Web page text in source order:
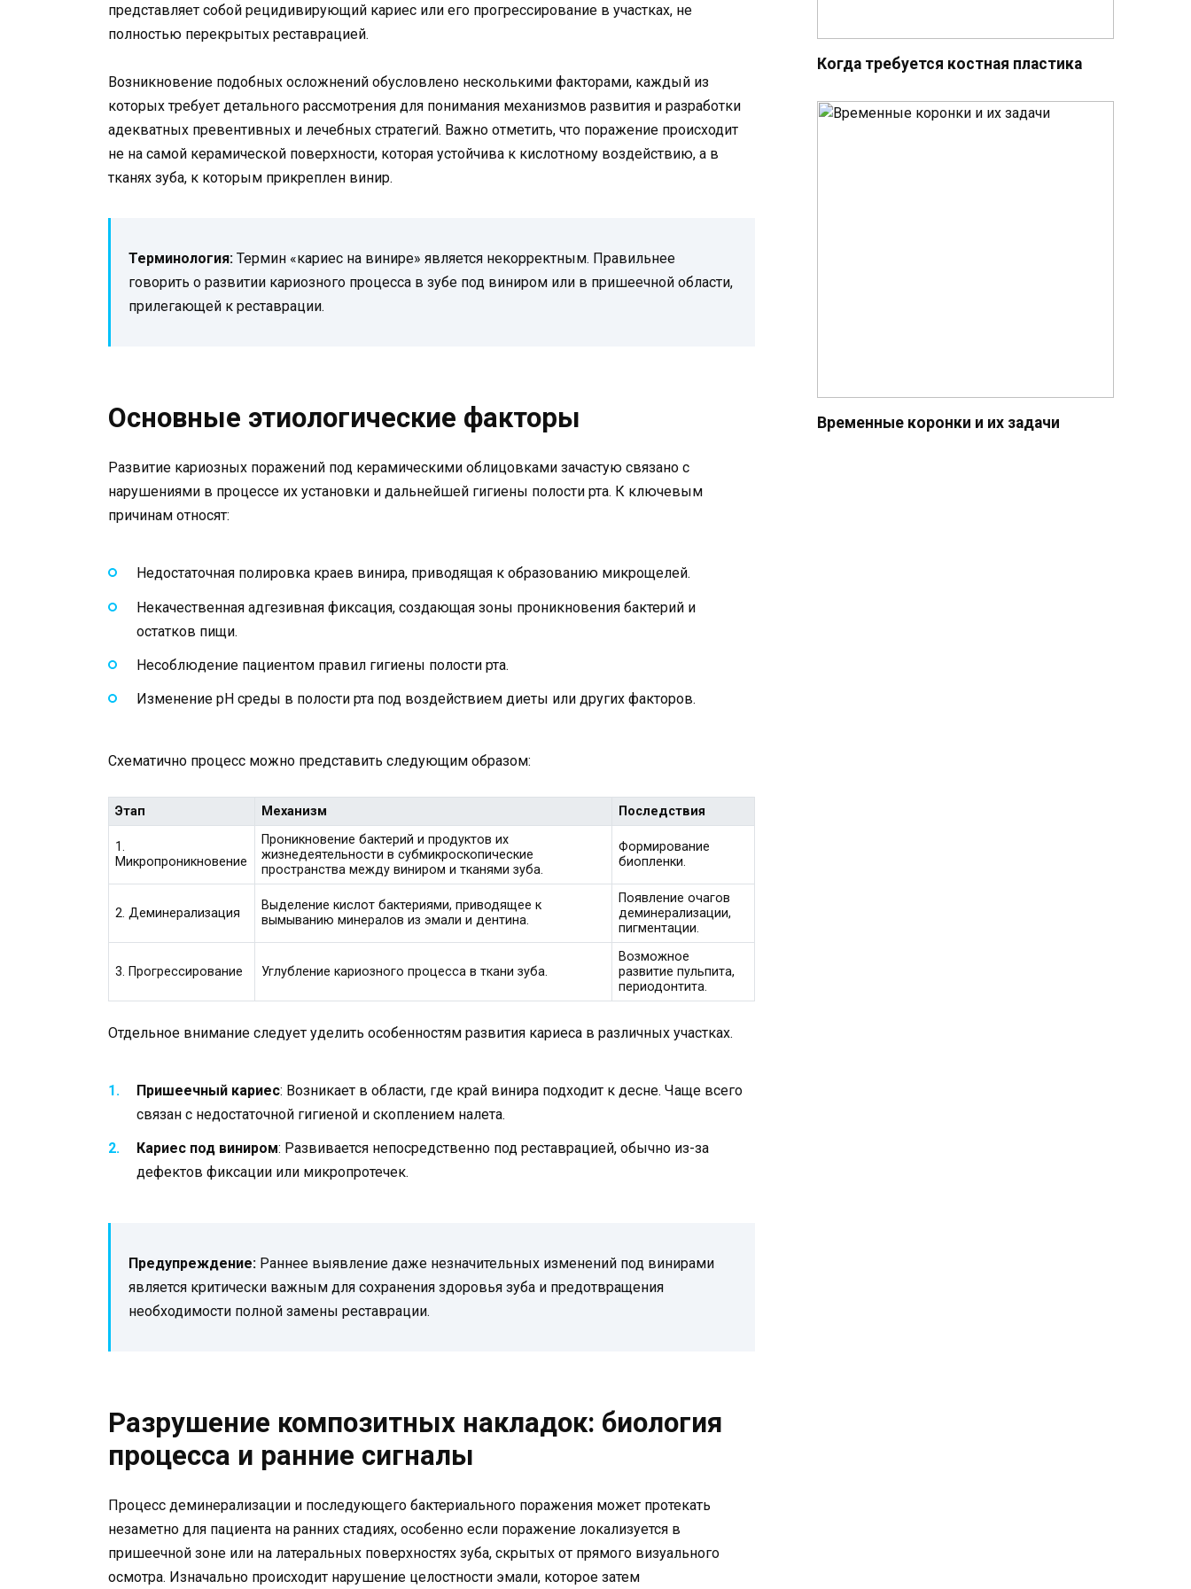
представляет собой рецидивирующий кариес или его прогрессирование в участках, не
полностью перекрытых реставрацией.
Возникновение подобных осложнений обусловлено несколькими факторами, каждый из
которых требует детального рассмотрения для понимания механизмов развития и разработки
адекватных превентивных и лечебных стратегий. Важно отметить, что поражение происходит
не на самой керамической поверхности, которая устойчива к кислотному воздействию, а в
тканях зуба, к которым прикреплен винир.
Терминология: Термин «кариес на винире» является некорректным. Правильнее
говорить о развитии кариозного процесса в зубе под виниром или в пришеечной области,
прилегающей к реставрации.
Основные этиологические факторы
Развитие кариозных поражений под керамическими облицовками зачастую связано с
нарушениями в процессе их установки и дальнейшей гигиены полости рта. К ключевым
причинам относят:
Недостаточная полировка краев винира, приводящая к образованию микрощелей.
Некачественная адгезивная фиксация, создающая зоны проникновения бактерий и
остатков пищи.
Несоблюдение пациентом правил гигиены полости рта.
Изменение pH среды в полости рта под воздействием диеты или других факторов.
Схематично процесс можно представить следующим образом:
Этап Механизм Последствия
1.
Микропроникновение
Проникновение бактерий и продуктов их
жизнедеятельности в субмикроскопические
пространства между виниром и тканями зуба.
Формирование
биопленки.
2. Деминерализация
Выделение кислот бактериями, приводящее к
вымыванию минералов из эмали и дентина.
Появление очагов
деминерализации,
пигментации.
3. Прогрессирование Углубление кариозного процесса в ткани зуба.
Возможное
развитие пульпита,
периодонтита.
Отдельное внимание следует уделить особенностям развития кариеса в различных участках.
Пришеечный кариес: Возникает в области, где край винира подходит к десне. Чаще всего
связан с недостаточной гигиеной и скоплением налета.
Кариес под виниром: Развивается непосредственно под реставрацией, обычно из-за
дефектов фиксации или микропротечек.
Предупреждение: Раннее выявление даже незначительных изменений под винирами
является критически важным для сохранения здоровья зуба и предотвращения
необходимости полной замены реставрации.
Разрушение композитных накладок: биология
процесса и ранние сигналы
Процесс деминерализации и последующего бактериального поражения может протекать
незаметно для пациента на ранних стадиях, особенно если поражение локализуется в
пришеечной зоне или на латеральных поверхностях зуба, скрытых от прямого визуального
осмотра. Изначально происходит нарушение целостности эмали, которое затем
Когда требуется костная пластика
Временные коронки и их задачи